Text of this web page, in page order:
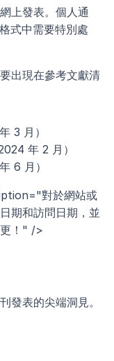
上發表。個人通
式中需要特別處
出現在參考文獻清
3 月）
年 2 月）
6 月）
對於網站或
期和訪問日期，並
！" />
發表的尖端洞見。